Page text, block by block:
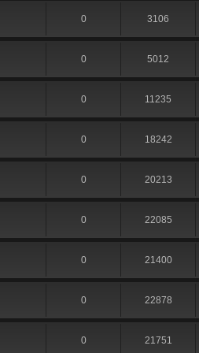
0 3106
0 5012
0 11235
0 18242
0 20213
0 22085
0 21400
0 22878
0 21751